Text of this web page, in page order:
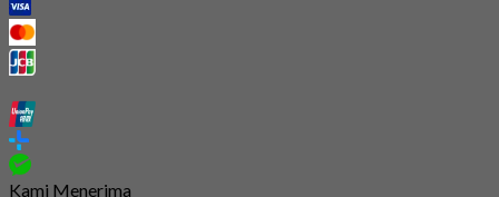
Kami Menerima